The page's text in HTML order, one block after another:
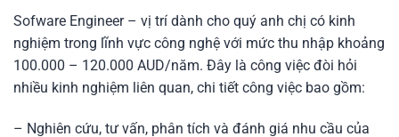
Sofware Engineer – vị trí dành cho quý anh chị có kinh
nghiệm trong lĩnh vực công nghệ với mức thu nhập khoảng
100.000 – 120.000 AUD/năm. Đây là công việc đòi hỏi
nhiều kinh nghiệm liên quan, chi tiết công việc bao gồm:
– Nghiên cứu, tư vấn, phân tích và đánh giá nhu cầu của